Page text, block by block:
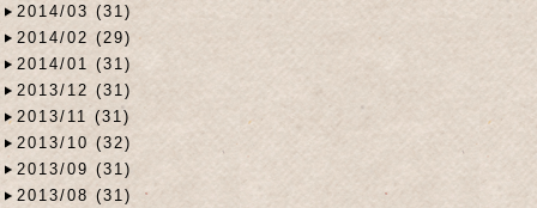
2014/03 (31)
2014/02 (29)
2014/01 (31)
2013/12 (31)
2013/11 (31)
2013/10 (32)
2013/09 (31)
2013/08 (31)